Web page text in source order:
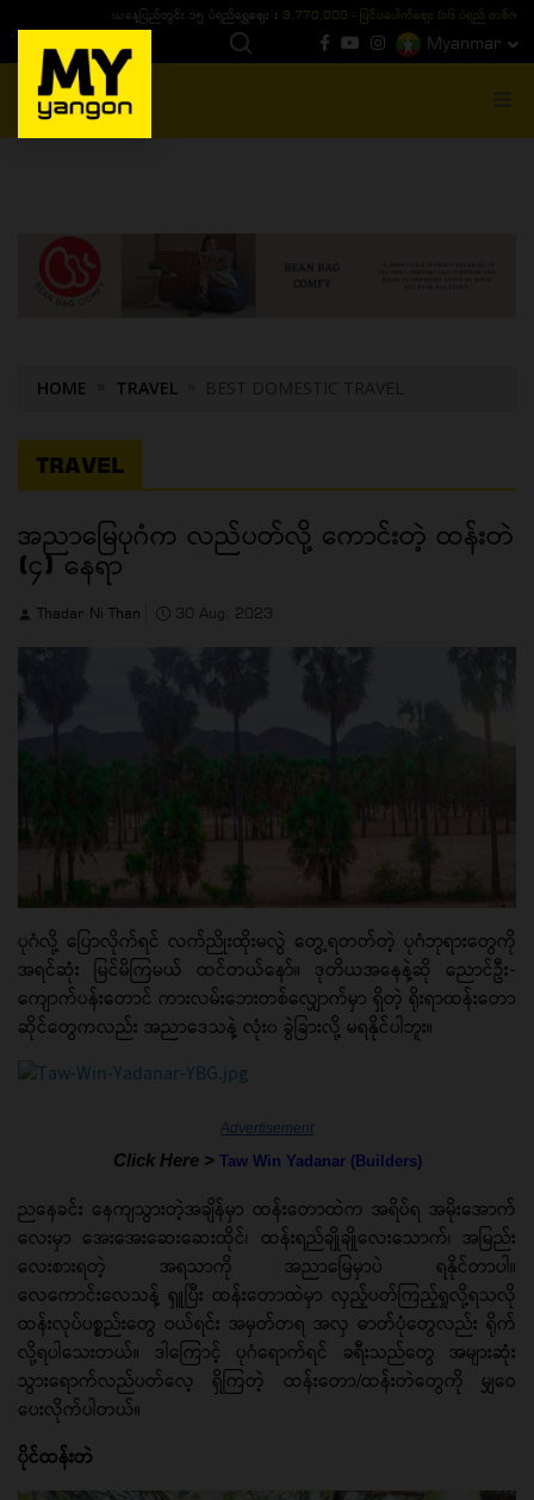
ယနေ့ပြည်တွင်း ၁၅ ပဲရည်ရွှေဈေး : 3,770,000 - ပြင်ပပေါက်စျေး (၁၆ ပဲရည် တစ်ကျပ်
Myanmar
MENU
HOME TRAVEL BEST DOMESTIC TRAVEL
TRAVEL
အညာမြေပုဂံက လည်ပတ်လို့ ကောင်းတဲ့ ထန်းတဲ
(၄) နေရာ
Thadar Ni Than 30 Aug, 2023
ပုဂံလို့ ပြောလိုက်ရင် လက်ညိုးထိုးမလွဲ တွေ့ရတတ်တဲ့ ပုဂံဘုရားတွေကို
အရင်ဆုံး မြင်မိကြမယ် ထင်တယ်နော်။ ဒုတိယအနေနဲ့ဆို ညောင်ဦး-
ကျောက်ပန်းတောင် ကားလမ်းဘေးတစ်လျှောက်မှာ ရှိတဲ့ ရိုးရာထန်းတော
ဆိုင်တွေကလည်း အညာဒေသနဲ့ လုံး၀ ခွဲခြားလို့ မရနိုင်ပါဘူး။
Advertisement
Click Here > Taw Win Yadanar (Builders)
ညနေခင်း နေကျသွားတဲ့အချိန်မှာ ထန်းတောထဲက အရိပ်ရ အမိုးအောက်
လေးမှာ အေးအေးဆေးဆေးထိုင်၊ ထန်းရည်ချိုချိုလေးသောက်၊ အမြည်း
လေးစားရတဲ့ အရသာကို အညာမြေမှာပဲ ရနိုင်တာပါ။
လေကောင်းလေသန့် ရှူပြီး ထန်းတောထဲမှာ လှည့်ပတ်ကြည့်ရှုလို့ရသလို
ထန်းလုပ်ပစ္စည်းတွေ ဝယ်ရင်း အမှတ်တရ အလှ ဓာတ်ပုံတွေလည်း ရိုက်
လို့ရပါသေးတယ်။ ဒါကြောင့် ပုဂံရောက်ရင် ခရီးသည်တွေ အများဆုံး
သွားရောက်လည်ပတ်လေ့ ရှိကြတဲ့ ထန်းတော/ထန်းတဲတွေကို မျှဝေ
ပေးလိုက်ပါတယ်။
ပိုင်ထန်းတဲ